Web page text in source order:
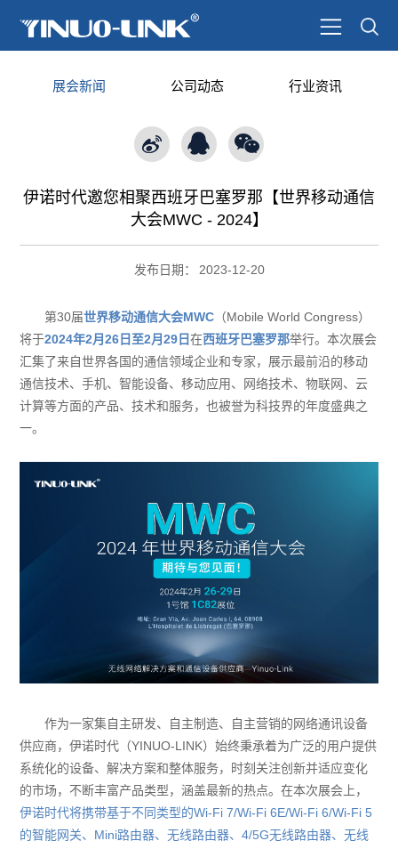
展会新闻 公司动态 行业资讯
伊诺时代邀您相聚西班牙巴塞罗那【世界移动通信
大会MWC - 2024】
发布日期： 2023-12-20
第30届世界移动通信大会MWC （Mobile World Congress）
将于2024年2月26日至2月29日在西班牙巴塞罗那举行。本次展会
汇集了来自世界各国的通信领域企业和专家，展示最前沿的移动
通信技术、手机、智能设备、移动应用、网络技术、物联网、云
计算等方面的产品、技术和服务，也被誉为科技界的年度盛典之
一。
作为一家集自主研发、自主制造、自主营销的网络通讯设备
供应商，伊诺时代（YINUO-LINK）始终秉承着为广泛的用户提供
系统化的设备、解决方案和整体服务，时刻关注创新并适应变化
的市场，不断丰富产品类型，涵盖最新的热点。在本次展会上，
伊诺时代将携带基于不同类型的Wi-Fi 7/Wi-Fi 6E/Wi-Fi 6/Wi-Fi 5
的智能网关、Mini路由器、无线路由器、4/5G无线路由器、无线